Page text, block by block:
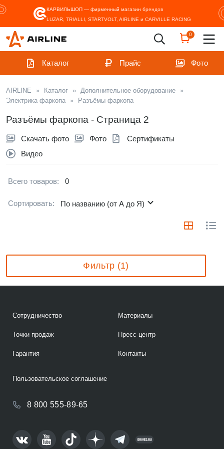
КАРВИЛЬШОП — фирменный магазин брендов
LUZAR, TRIALLI, STARTVOLT, AIRLINE и CARVILLE RACING
0
Каталог Прайс Фото
AIRLINE » Каталог » Дополнительное оборудование »
Электрика фаркопа » Разъёмы фаркопа
Разъёмы фаркопа - Страница 2
Скачать фото Фото
Сертификаты
Видео
Всего товаров: 0
Сортировать: По названию (от А до Я)
Фильтр (1)
Сотрудничество
Точки продаж
Гарантия
Материалы
Пресс-центр
Контакты
8 800 555-89-65
Пользовательское соглашение